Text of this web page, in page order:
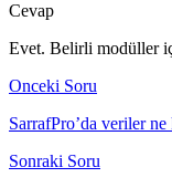
Cevap
Evet. Belirli modüller
Onceki Soru
SarrafPro’da veriler ne
Sonraki Soru